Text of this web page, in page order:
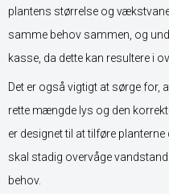
plantens størrelse og
samme behov sammen, og
kasse, da dette kan resultere i
Det er også vigtigt at sørge for,
rette mængde lys og den
er designet til at tilføre
skal stadig overvåge
behov.